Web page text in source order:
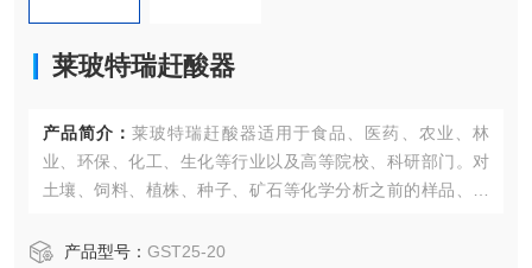
莱玻特瑞赶酸器
产品简介： 莱玻特瑞赶酸器适用于食品、医药、农业、林
业、环保、化工、生化等行业以及高等院校、科研部门。对
土壤、饲料、植株、种子、矿石等化学分析之前的样品、消
酸处理工作。我们可根据您的需求为您的微波消解产品量身
产品型号： GST25-20